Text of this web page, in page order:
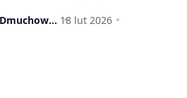
sprzęcie z układami
się faktem
Jakub Dmuchowski 18 lut 2026